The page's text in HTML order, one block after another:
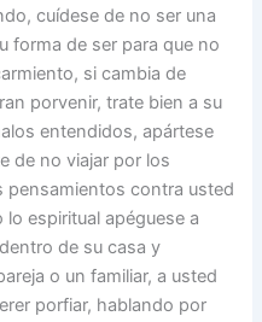
cuídese de no ser una
forma de ser para que no
si cambia de
porvenir, trate bien a su
entendidos, apártese
de no viajar por los
pensamientos contra usted
espiritual apéguese a
de su casa y
o un familiar, a usted
porfiar, hablando por